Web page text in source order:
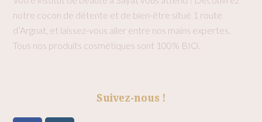
notre cocon de détente et de bien-être situé 1 route
d’Argnat, et laissez-vous aller entre nos mains expertes.
Tous nos produits cosmétiques sont 100% BIO.
Suivez-nous !